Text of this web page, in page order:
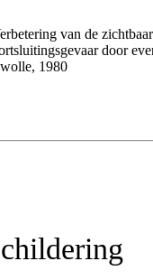
van de
door
1980